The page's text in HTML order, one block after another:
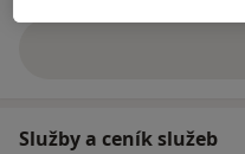
Služby a ceník služeb